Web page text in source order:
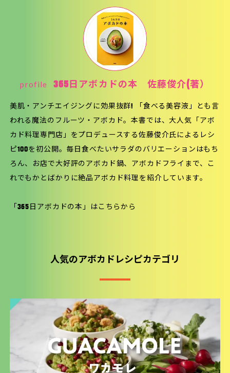
profile 365日アボカドの本 佐藤俊介(著）
美肌・アンチエイジングに効果抜群! 「食べる美容液」とも言
われる魔法のフルーツ・アボカド。本書では、大人気「アボ
カド料理専門店」をプロデュースする佐藤俊介氏によるレシ
ピ100を初公開。毎日食べたいサラダのバリエーションはもち
ろん、お店で大好評のアボカド鍋、アボカドフライまで、こ
れでもかとばかりに絶品アボカド料理を紹介しています。
「365日アボカドの本」は こちらから
人気のアボカドレシピカテゴリ